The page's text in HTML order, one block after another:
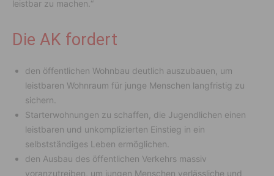
leistbar zu machen.“
Die AK fordert
den öffentlichen Wohnbau deutlich auszubauen, um
leistbaren Wohnraum für junge Menschen langfristig zu
sichern.
Starterwohnungen zu schaffen, die Jugendlichen einen
leistbaren und unkomplizierten Einstieg in ein
selbstständiges Leben ermöglichen.
den Ausbau des öffentlichen Verkehrs massiv
voranzutreiben, um jungen Menschen verlässliche und